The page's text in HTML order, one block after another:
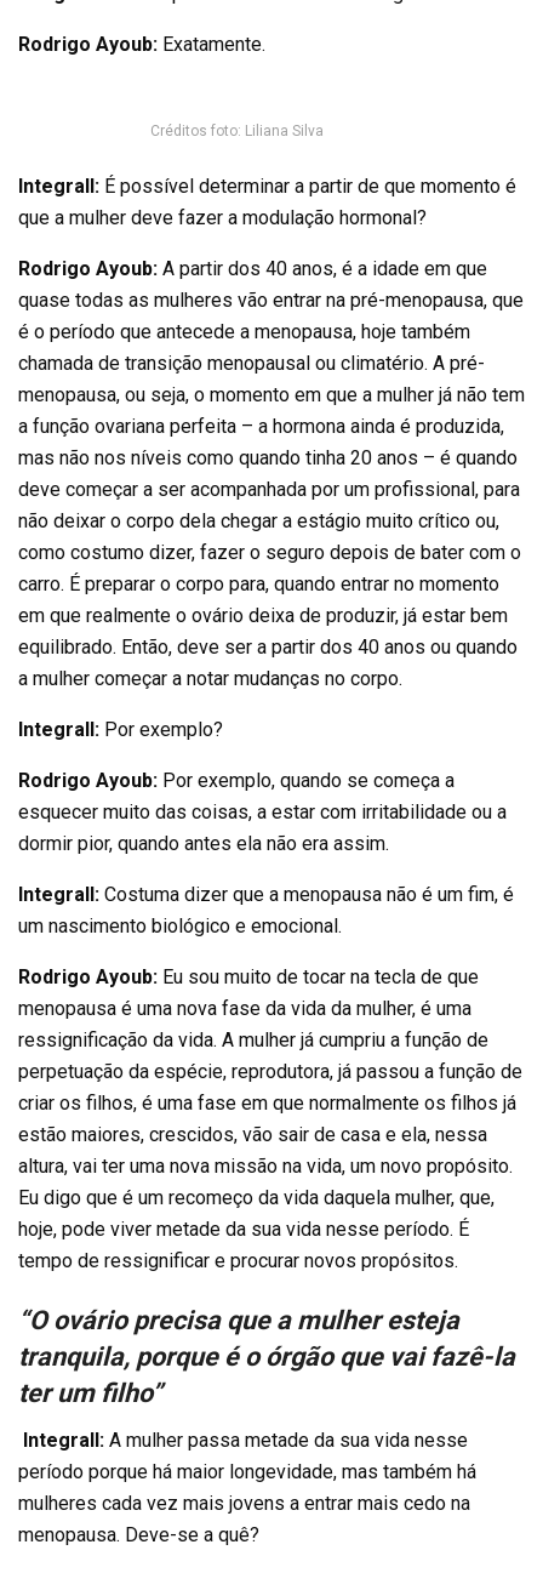
Rodrigo Ayoub: Exatamente.
Créditos foto: Liliana Silva
Integrall: É possível determinar a partir de que momento é
que a mulher deve fazer a modulação hormonal?
Rodrigo Ayoub: A partir dos 40 anos, é a idade em que
quase todas as mulheres vão entrar na pré-menopausa, que
é o período que antecede a menopausa, hoje também
chamada de transição menopausal ou climatério. A pré-
menopausa, ou seja, o momento em que a mulher já não tem
a função ovariana perfeita – a hormona ainda é produzida,
mas não nos níveis como quando tinha 20 anos – é quando
deve começar a ser acompanhada por um profissional, para
não deixar o corpo dela chegar a estágio muito crítico ou,
como costumo dizer, fazer o seguro depois de bater com o
carro. É preparar o corpo para, quando entrar no momento
em que realmente o ovário deixa de produzir, já estar bem
equilibrado. Então, deve ser a partir dos 40 anos ou quando
a mulher começar a notar mudanças no corpo.
Integrall: Por exemplo?
Rodrigo Ayoub: Por exemplo, quando se começa a
esquecer muito das coisas, a estar com irritabilidade ou a
dormir pior, quando antes ela não era assim.
Integrall: Costuma dizer que a menopausa não é um fim, é
um nascimento biológico e emocional.
Rodrigo Ayoub: Eu sou muito de tocar na tecla de que
menopausa é uma nova fase da vida da mulher, é uma
ressignificação da vida. A mulher já cumpriu a função de
perpetuação da espécie, reprodutora, já passou a função de
criar os filhos, é uma fase em que normalmente os filhos já
estão maiores, crescidos, vão sair de casa e ela, nessa
altura, vai ter uma nova missão na vida, um novo propósito.
Eu digo que é um recomeço da vida daquela mulher, que,
hoje, pode viver metade da sua vida nesse período. É
tempo de ressignificar e procurar novos propósitos.
“O ovário precisa que a mulher esteja
tranquila, porque é o órgão que vai fazê-la
ter um filho”
Integrall: A mulher passa metade da sua vida nesse
período porque há maior longevidade, mas também há
mulheres cada vez mais jovens a entrar mais cedo na
menopausa. Deve-se a quê?